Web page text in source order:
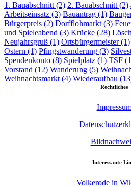
1. Bauabschnitt (2) 2. Bauabschnitt (2)
Arbeitseinsatz (3) Bauantrag (1)
Bürgerpreis (2) Dorfflohmarkt (3)
und Spieleabend (3) Krücke (28)
Neujahrsgruß (1) Ortsbürgermeister(1)
Ostern (1) Pfingstwanderung (3)
Spendenkonto (8) Spielplatz (1) TSF
Vorstand (12) Wanderung (5)
Weihnachtsmarkt (4) Wiederaufbau
Rechtliches
Interessante
Volkerode in